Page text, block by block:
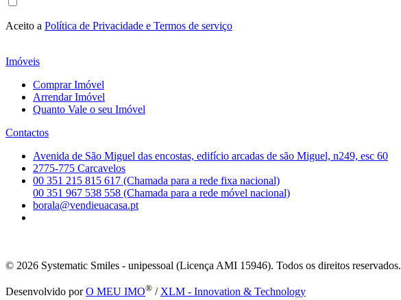
Aceito a Política de Privacidade e Termos de serviço
Imóveis
Comprar Imóvel
Arrendar Imóvel
Quanto Vale o seu Imóvel
Contactos
Avenida de São Miguel das encostas, edifício arcadas de são Miguel, n249, esc 60
2775-775 Carcavelos
00 351 215 815 617 (Chamada para a rede fixa nacional)
00 351 967 538 558 (Chamada para a rede móvel nacional)
borala@vendieuacasa.pt
© 2026 Systematic Smiles - unipessoal (Licença AMI 15946). Todos os direitos reservados.
Desenvolvido porO MEU IMO® / XLM - Innovation & Technology